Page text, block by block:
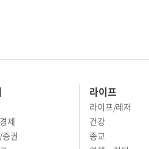
라이프
라이프/레저